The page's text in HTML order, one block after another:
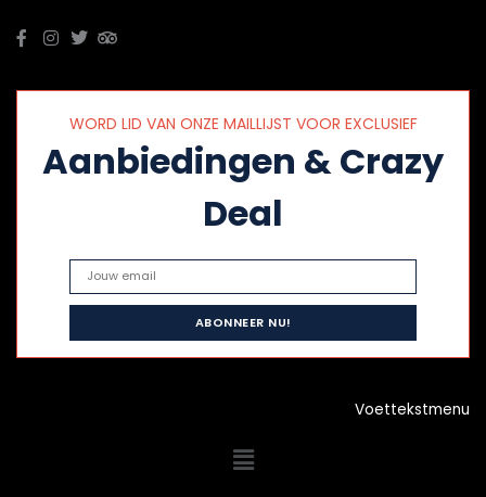
WORD LID VAN ONZE MAILLIJST VOOR EXCLUSIEF
Aanbiedingen & Crazy
Deal
Voettekstmenu
Menu